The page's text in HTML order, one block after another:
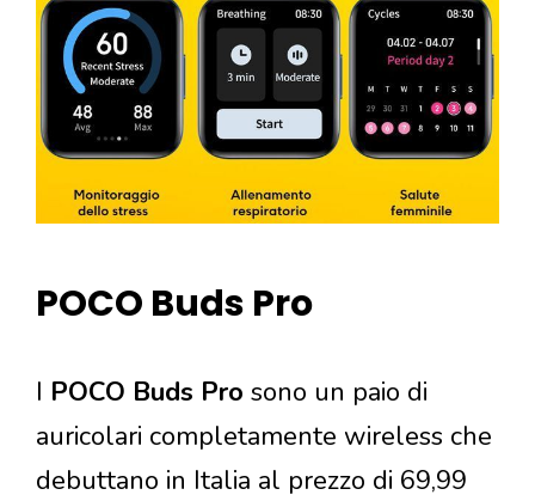
POCO Buds Pro
I POCO Buds Pro sono un paio di
auricolari completamente wireless che
debuttano in Italia al prezzo di 69,99